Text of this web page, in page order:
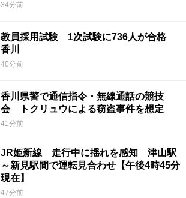
34分前
教員採用試験 1次試験に736人が合格
香川
40分前
香川県警で通信指令・無線通話の競技
会 トクリュウによる窃盗事件を想定
41分前
JR姫新線 走行中に揺れを感知 津山駅
～新見駅間で運転見合わせ【午後4時45分
現在】
47分前